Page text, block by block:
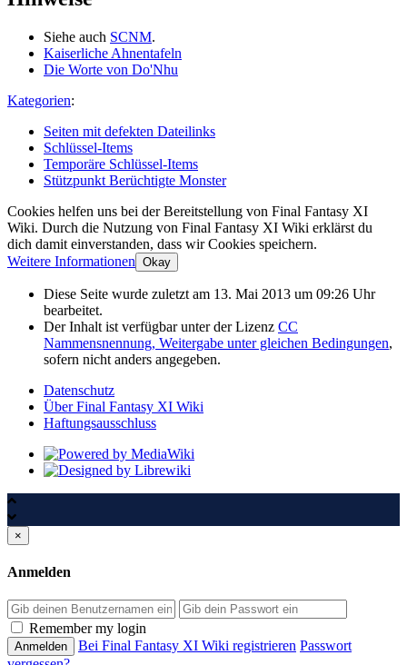
Siehe auch SCNM.
Kaiserliche Ahnentafeln
Die Worte von Do'Nhu
Kategorien:
Seiten mit defekten Dateilinks
Schlüssel-Items
Temporäre Schlüssel-Items
Stützpunkt Berüchtigte Monster
Cookies helfen uns bei der Bereitstellung von Final Fantasy XI
Wiki. Durch die Nutzung von Final Fantasy XI Wiki erklärst du
dich damit einverstanden, dass wir Cookies speichern.
Weitere Informationen Okay
Diese Seite wurde zuletzt am 13. Mai 2013 um 09:26 Uhr
bearbeitet.
Der Inhalt ist verfügbar unter der Lizenz CC
Nammensnennung, Weitergabe unter gleichen Bedingungen,
sofern nicht anders angegeben.
Datenschutz
Über Final Fantasy XI Wiki
Haftungsausschluss
×
Anmelden
Passwort
Remember my login
Bei Final Fantasy XI Wiki registrieren Passwort